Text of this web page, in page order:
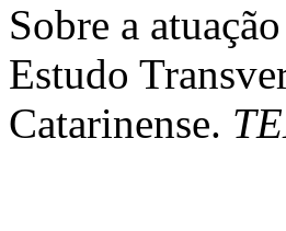
Sobre a
Estudo
Catarinense.